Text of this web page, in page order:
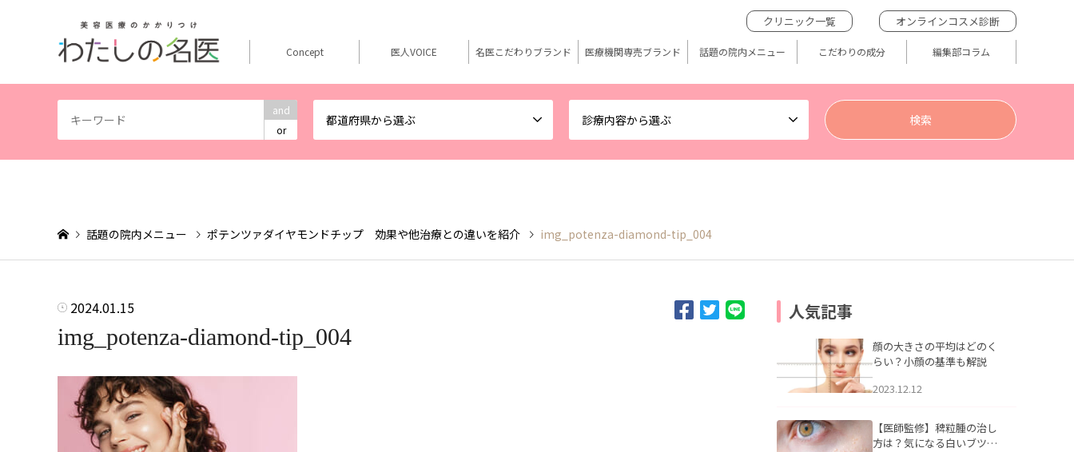
and
or
都道府県から選ぶ 診療内容から選ぶ
クリニック一覧 オンラインコスメ診断
Concept 医人VOICE 名医こだわりブランド 医療機関専売ブランド 話題の院内メニュー こだわりの成分 編集部コラム
話題の院内メニュー ポテンツァダイヤモンドチップ 効果や他治療との違いを紹介 img_potenza-diamond-tip_004
2024.01.15
img_potenza-diamond-tip_004
人気記事
顔の大きさの平均はどのく
らい？小顔の基準も解説
2023.12.12
【医師監修】稗粒腫の治し
方は？気になる白いブツブ